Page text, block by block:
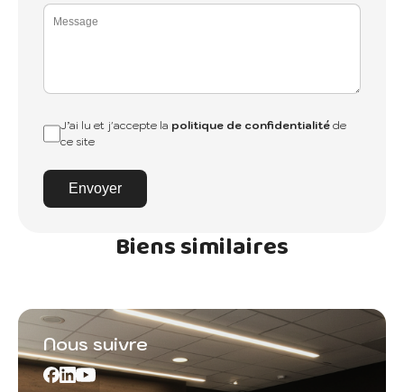
J’ai lu et j'accepte la politique de confidentialitéde
ce site
Envoyer
Biens similaires
Nous suivre